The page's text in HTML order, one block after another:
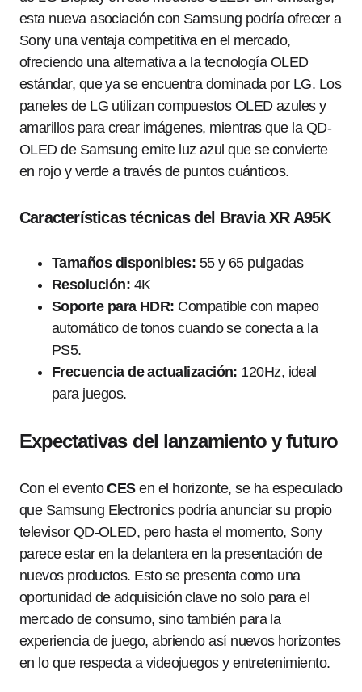
esta nueva asociación con Samsung podría ofrecer a
Sony una ventaja competitiva en el mercado,
ofreciendo una alternativa a la tecnología OLED
estándar, que ya se encuentra dominada por LG. Los
paneles de LG utilizan compuestos OLED azules y
amarillos para crear imágenes, mientras que la QD-
OLED de Samsung emite luz azul que se convierte
en rojo y verde a través de puntos cuánticos.
Características técnicas del Bravia XR A95K
Tamaños disponibles: 55 y 65 pulgadas
Resolución: 4K
Soporte para HDR: Compatible con mapeo
automático de tonos cuando se conecta a la
PS5.
Frecuencia de actualización: 120Hz, ideal
para juegos.
Expectativas del lanzamiento y futuro
Con el eventoCESen el horizonte, se ha especulado
que Samsung Electronics podría anunciar su propio
televisor QD-OLED, pero hasta el momento, Sony
parece estar en la delantera en la presentación de
nuevos productos. Esto se presenta como una
oportunidad de adquisición clave no solo para el
mercado de consumo, sino también para la
experiencia de juego, abriendo así nuevos horizontes
en lo que respecta a videojuegos y entretenimiento.